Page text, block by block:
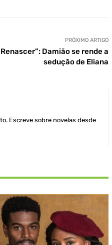
PRÓXIMO ARTIGO
Damião se rende a
sedução de Eliana
Escreve sobre novelas desde